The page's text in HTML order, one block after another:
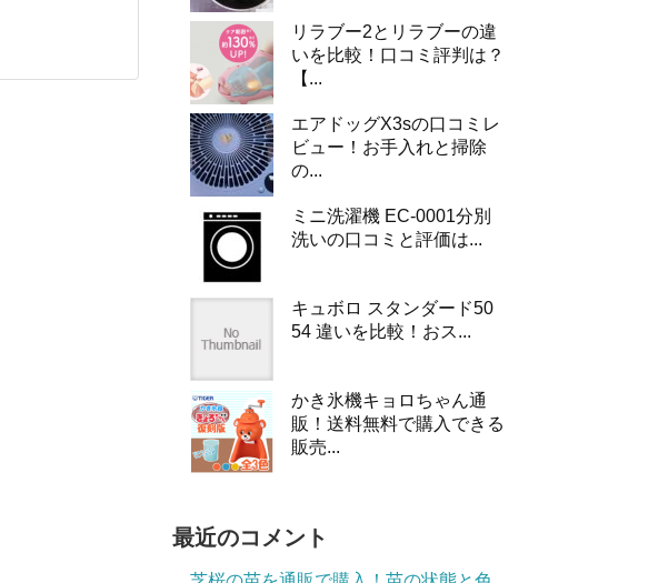
リラブー2とリラブーの違
いを比較！口コミ評判は？
【...
エアドッグX3sの口コミレ
ビュー！お手入れと掃除
の...
ミニ洗濯機 EC-0001分別
洗いの口コミと評価は...
キュボロ スタンダード50
54 違いを比較！おス...
かき氷機キョロちゃん通
販！送料無料で購入できる
販売...
最近のコメント